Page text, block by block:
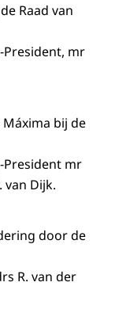
Raad van
President, mr
bij de
President mr
van Dijk.
door de
R. van der